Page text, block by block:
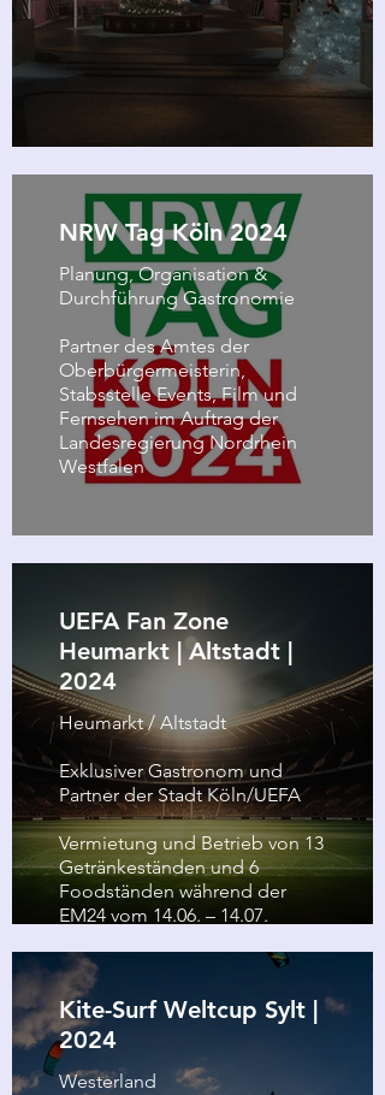
NRW Tag Köln 2024
Planung, Organisation &
Durchführung Gastronomie
Partner des Amtes der
Oberbürgermeisterin,
Stabsstelle Events, Film und
Fernsehen im Auftrag der
Landesregierung Nordrhein
Westfalen
UEFA Fan Zone
Heumarkt | Altstadt |
2024
Heumarkt / Altstadt
Exklusiver Gastronom und
Partner der Stadt Köln/UEFA
Vermietung und Betrieb von 13
Getränkeständen und 6
Foodständen während der
EM24 vom 14.06. – 14.07.
Kite-Surf Weltcup Sylt |
2024
Westerland